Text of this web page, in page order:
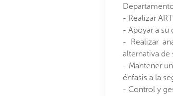
- Realizar
- Apoyar a su
- Realizar
alternativa de
- Mantener
énfasis a la
- Control y